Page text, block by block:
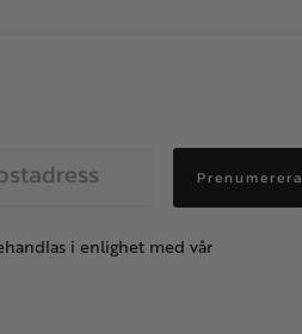
Prenumerera
i enlighet med vår